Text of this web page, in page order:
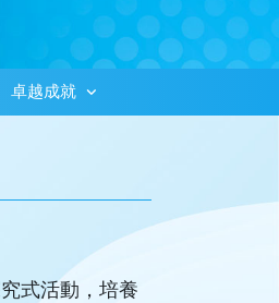
卓越成就
式活動，培養